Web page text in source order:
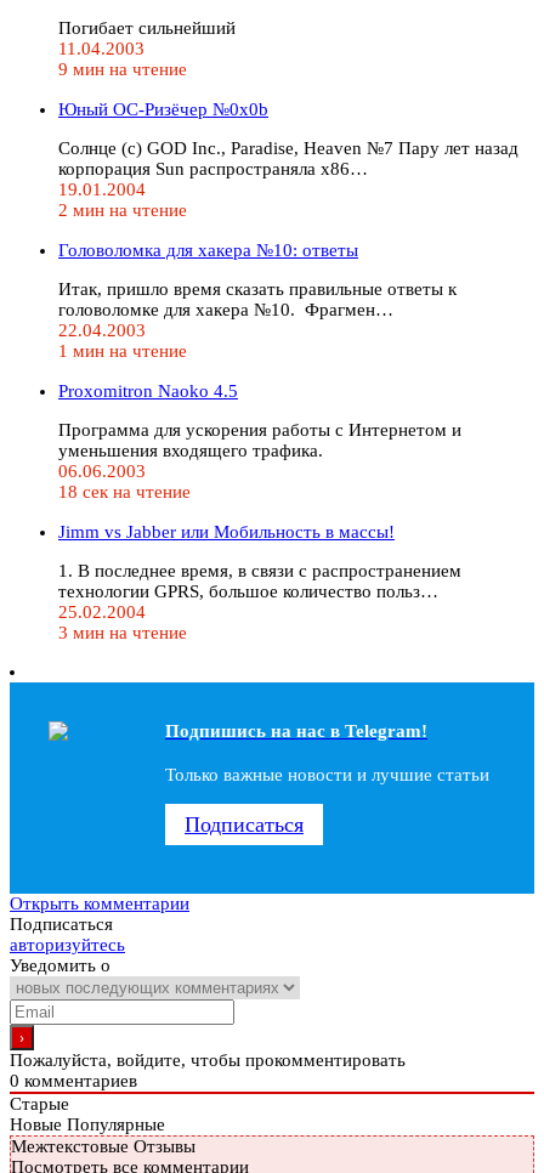
Погибает сильнейший
11.04.2003
9 мин на чтение
Юный ОС-Ризёчер №0x0b
Солнце (c) GOD Inc., Paradise, Heaven №7 Пару лет назад
корпорация Sun распространяла х86…
19.01.2004
2 мин на чтение
Головоломка для хакера №10: ответы
Итак, пришло время сказать правильные ответы к
головоломке для хакера №10. Фрагмен…
22.04.2003
1 мин на чтение
Proxomitron Naoko 4.5
Программа для ускорения работы с Интернетом и
уменьшения входящего трафика.
06.06.2003
18 сек на чтение
Jimm vs Jabber или Мобильность в массы!
1. В последнее время, в связи с распространением
технологии GPRS, большое количество польз…
25.02.2004
3 мин на чтение
Подпишись на наc в Telegram!
Только важные новости и лучшие статьи
Подписаться
Открыть комментарии
Подписаться
авторизуйтесь
Уведомить о
Пожалуйста, войдите, чтобы прокомментировать
0 комментариев
Старые
Новые Популярные
Межтекстовые Отзывы
Посмотреть все комментарии